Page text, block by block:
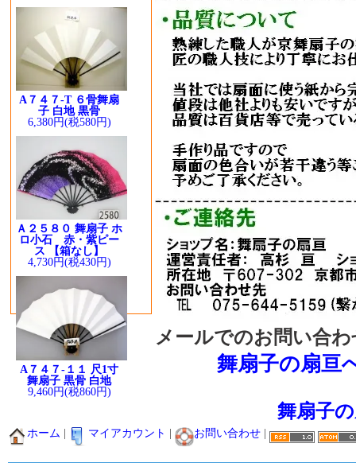
A７４７-T ６骨舞扇
子 白地 黒骨
6,380円(税580円)
Ａ２５８０ 舞扇子 ホ
ロ小石 赤・紫ピー
ス 【箱なし】
4,730円(税430円)
A７４７-１１ 尺1寸
舞扇子 黒骨 白地
9,460円(税860円)
メールでのお問い合
舞扇子の扇亘
舞扇子
ホーム マイアカウント お問い合わせ